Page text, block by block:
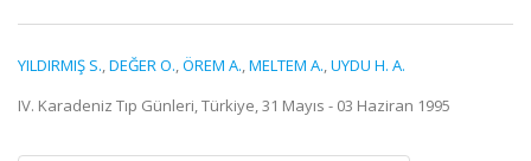
YILDIRMIŞ S.,DEĞER O.,ÖREM A.,MELTEM A.,UYDU H. A.
IV. Karadeniz Tıp Günleri, Türkiye, 31 Mayıs - 03 Haziran 1995